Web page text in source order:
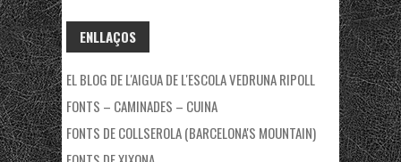
ENLLAÇOS
EL BLOG DE L'AIGUA DE L'ESCOLA VEDRUNA RIPOLL
FONTS – CAMINADES – CUINA
FONTS DE COLLSEROLA (BARCELONA'S MOUNTAIN)